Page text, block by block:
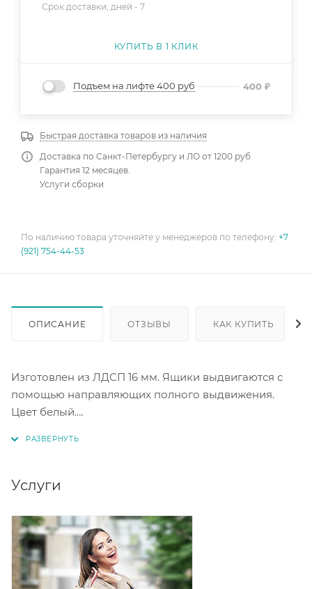
Срок доставки, дней - 7
КУПИТЬ В 1 КЛИК
Подъем на лифте 400 руб 400 ₽
Быстрая доставка товаров из наличия
Доставка по Санкт-Петербургу и ЛО от 1200 руб
Гарантия 12 месяцев.
Услуги сборки
По наличию товара уточняйте у менеджеров по телефону: +7
(921) 754-44-53
ОПИСАНИЕ ОТЗЫВЫ КАК КУПИТЬ
Изготовлен из ЛДСП 16 мм. Ящики выдвигаются с
помощью направляющих полного выдвижения.
Цвет белый.
комплект не входят.
Услуги